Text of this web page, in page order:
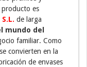
es
de larga
mundo del
familiar. Como
convierten en la
de envases